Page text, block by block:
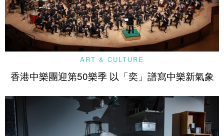
ART & CULTURE
香港中樂團迎第50樂季 以「奕」譜寫中樂新氣象